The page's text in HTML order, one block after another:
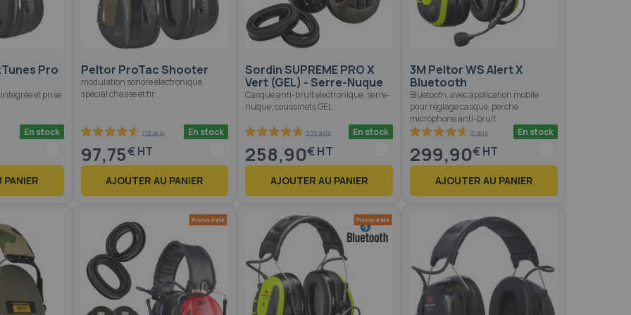
Pro
et prise
En stock
PANIER
Peltor ProTac Shooter
modulation sonore électronique,
spécial chasse et tir
113 avis En stock
97,75€
AJOUTER AU PANIER
Sordin SUPREME PRO X
Vert (GEL) - Serre-Nuque
Casque anti-bruit électronique, serre-
nuque, coussinets GEL
555 avis En stock
258,90€
AJOUTER AU PANIER
3M Peltor WS Alert X
Bluetooth
Bluetooth, avec application mobile
pour réglage casque, perche
microphone anti-bruit
5 avis En stock
299,90€
AJOUTER AU PANIER